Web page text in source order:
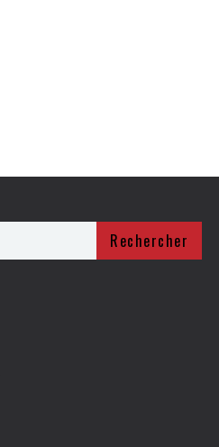
Rechercher